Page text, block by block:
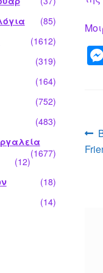
(85)
(1612)
(319)
(164)
(752)
(483)
(1677)
(12)
(18)
(14)